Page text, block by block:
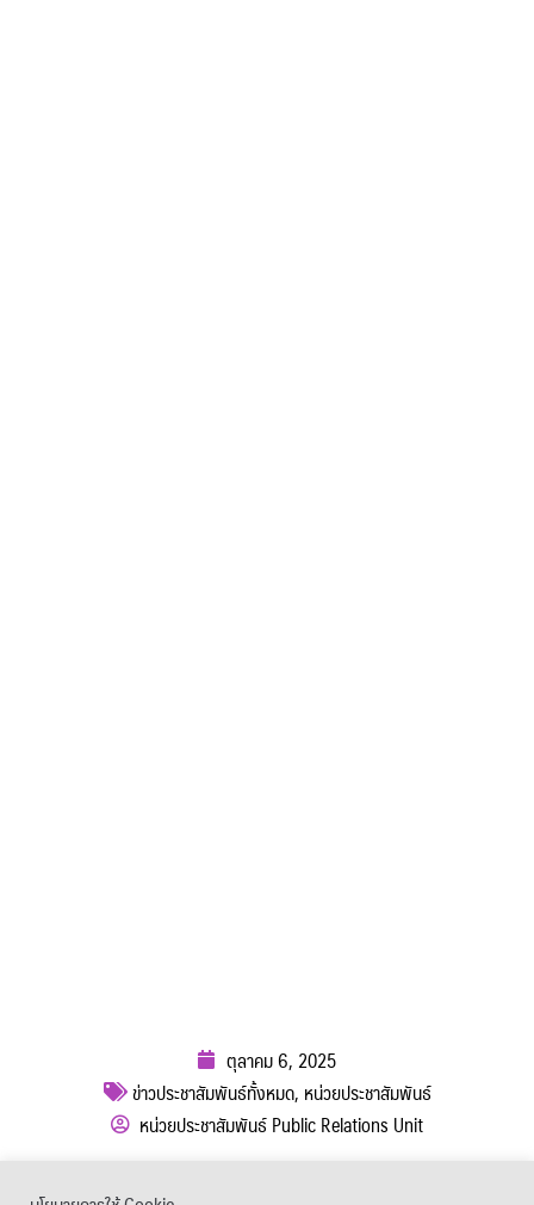
ตุลาคม 6, 2025
ข่าวประชาสัมพันธ์ทั้งหมด, หน่วยประชาสัมพันธ์
หน่วยประชาสัมพันธ์ Public Relations Unit